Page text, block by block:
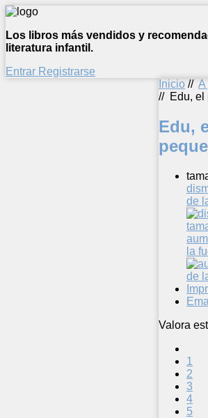
Los libros más vendidos y
literatura infantil.
Entrar Registrarse
Inicio // A
// Edu,
Edu,
de
la
Valora
1
2
3
4
5